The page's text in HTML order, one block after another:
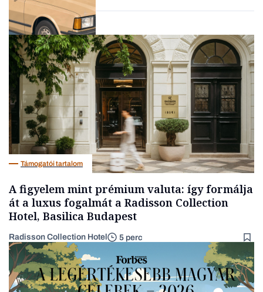
Lista
Támogatói tartalom
A figyelem mint prémium valuta: így formálja
át a luxus fogalmát a Radisson Collection
Hotel, Basilica Budapest
Radisson Collection Hotel 5 perc